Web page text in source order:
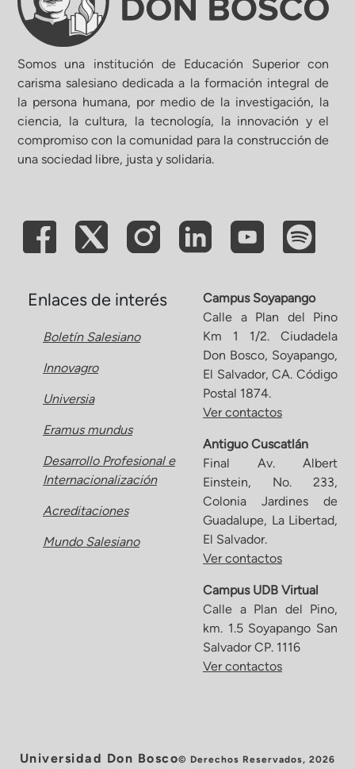
Somos una institución de Educación Superior con
carisma salesiano dedicada a la formación integral de
la persona humana, por medio de la investigación, la
ciencia, la cultura, la tecnología, la innovación y el
compromiso con la comunidad para la construcción de
una sociedad libre, justa y solidaria.
Enlaces de interés
Boletín Salesiano
Innovagro
Universia
Eramus mundus
Desarrollo Profesional e
Internacionalización
Acreditaciones
Mundo Salesiano
Campus Soyapango
Calle a Plan del Pino
Km 1 1/2. Ciudadela
Don Bosco, Soyapango,
El Salvador, CA. Código
Postal 1874.
Ver contactos
Antiguo Cuscatlán
Final Av. Albert
Einstein, No. 233,
Colonia Jardines de
Guadalupe, La Libertad,
El Salvador.
Ver contactos
Campus UDB Virtual
Calle a Plan del Pino,
km. 1.5 Soyapango San
Salvador CP. 1116
Ver contactos
Universidad Don Bosco© Derechos Reservados, 2026